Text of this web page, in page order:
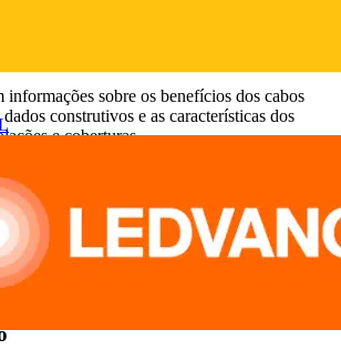
a correta determinação e especificação dos
atender integralmente às necessidades
um desempenho adequado do produto.
sobre os benefícios dos cabos
construtivos e as características dos
e coberturas.
conceito de dimensionamento de cabos
eficiência energética e aspectos
onde é efetuada uma comparação entre
técnico e o dimensionamento
de condutores elétricos – DEAC.